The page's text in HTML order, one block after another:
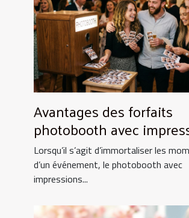
Avantages des forfaits
photobooth avec
illimitées
Lorsqu’il s’agit d’immortaliser les
d’un événement, le photobooth avec
impressions...